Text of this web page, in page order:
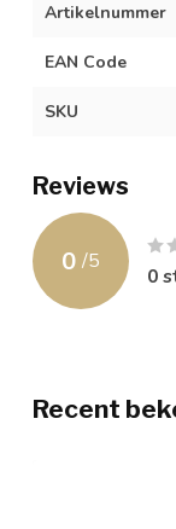
Artikelnummer
EAN Code
SKU
Reviews
0 /5
0
Recent